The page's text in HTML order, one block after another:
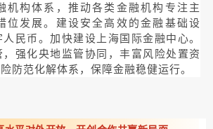
机构体系，推动各类金融机构专注主
位发展。建设安全高效的金融基础设
民币。加快建设上海国际金融中心。
强化央地监管协同，丰富风险处置资
防范化解体系，保障金融稳健运行。